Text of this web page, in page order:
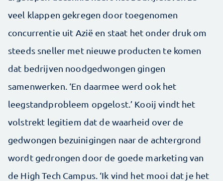
veel klappen gekregen door toegenomen
concurrentie uit Azië en staat het onder druk om
steeds sneller met nieuwe producten te komen
dat bedrijven noodgedwongen gingen
samenwerken. ‘En daarmee werd ook het
leegstandprobleem opgelost.’ Kooij vindt het
volstrekt legitiem dat de waarheid over de
gedwongen bezuinigingen naar de achtergrond
wordt gedrongen door de goede marketing van
de High Tech Campus. ‘Ik vind het mooi dat je het